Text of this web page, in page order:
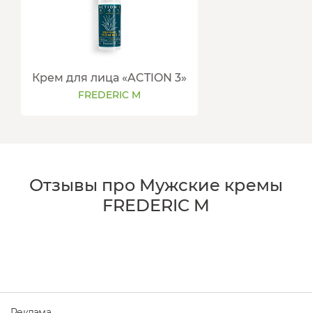
Крем для лица «ACTION 3»
FREDERIC M
Отзывы про Мужские кремы
FREDERIC M